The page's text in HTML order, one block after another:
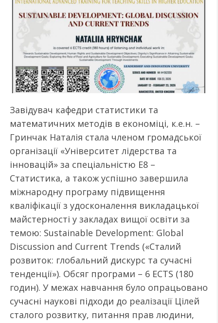
Завідувач кафедри статистики та
математичних методів в економіці, к.е.н. –
Гринчак Наталія стала членом громадської
організації «Університет лідерства та
інновацій» за спеціальністю Е8 –
Статистика, а також успішно завершила
міжнародну програму підвищення
кваліфікації з удосконалення викладацької
майстерності у закладах вищої освіти за
темою: Sustainable Development: Global
Discussion and Current Trends («Сталий
розвиток: глобальний дискурс та сучасні
тенденції»). Обсяг програми – 6 ECTS (180
годин). У межах навчання було опрацьовано
сучасні наукові підходи до реалізації Цілей
сталого розвитку, питання прав людини,